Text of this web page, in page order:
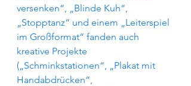
versenken“, „Blinde Kuh“,
„Stopptanz“ und einem „Leiterspiel
im Großformat“ fanden auch
kreative Projekte
(„Schminkstationen“, „Plakat mit
Handabdrücken“,